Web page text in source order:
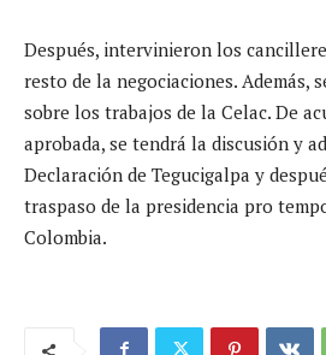
Después, intervinieron los
resto de la negociaciones. Además,
sobre los trabajos de la Celac. De
aprobada, se tendrá la discusión y
Declaración de Tegucigalpa y
traspaso de la presidencia pro
Colombia.